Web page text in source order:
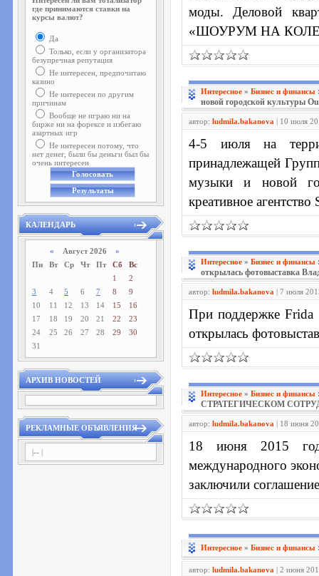
где принимаются ставки на
курсы валют?
Да
Только, если у организатора
безупречная репутация
Не интересен, предпочитаю
казино
Не интересен по другим
причинам
Вообще не играю ни на
бирже ни на форексе и избегаю
азартных игр
Не интересен потому, что
нет денег, были бы деньги был бы
очень интересен
КАЛЕНДАРЬ
« Август 2026 »
Пн
Вт Ср Чт Пт Сб
Вс
1
2
3
4 5 6 7 8
9
10
11 12 13 14 15
16
17
18 19 20 21 22
23
24
25 26 27 28 29
30
31
АРХИВ НОВОСТЕЙ
РЕКЛАМНЫЕ ОБЪЯВЛЕНИЯ
|-- |
моды. Деловой
«ШОУРУМ НА
Интересное » Бизнес и финансы
новой городской культуры
автор: ludmila.bakanova | 10 июля
4-5 июля на
принадлежащей
музыки и новой
креативное
Интересное » Бизнес и финансы
открылась фотовыставка
автор: ludmila.bakanova | 7 июля
При поддержке
открылась
Интересное » Бизнес и финансы
СТРАТЕГИЧЕСКОМ
автор: ludmila.bakanova | 18 июня
18 июня 2015
международного
заключили
Интересное » Бизнес и финансы
автор: ludmila.bakanova | 2 июня